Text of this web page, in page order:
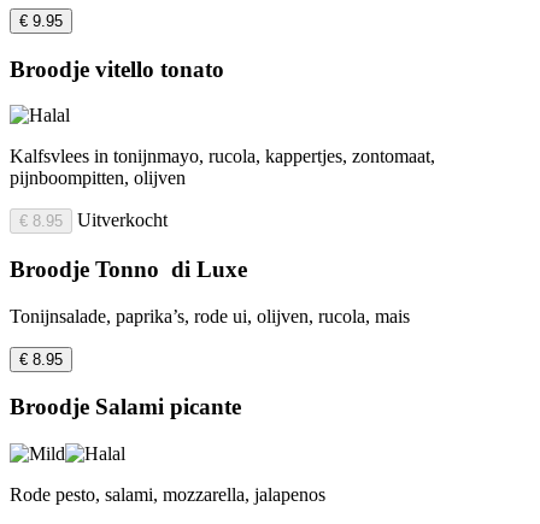
€ 9.95
Broodje vitello tonato
Kalfsvlees in tonijnmayo, rucola, kappertjes, zontomaat,
pijnboompitten, olijven
€ 8.95 Uitverkocht
Broodje Tonno di Luxe
Tonijnsalade, paprika’s, rode ui, olijven, rucola, mais
€ 8.95
Broodje Salami picante
Rode pesto, salami, mozzarella, jalapenos